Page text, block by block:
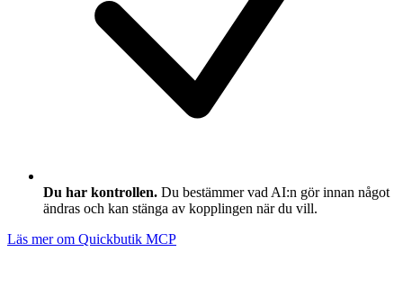
Du har kontrollen. Du bestämmer vad AI:n gör innan något
ändras och kan stänga av kopplingen när du vill.
Läs mer om Quickbutik MCP